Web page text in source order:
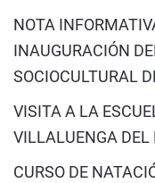
NOTA
INAUGURACIÓN
SOCIOCULTURAL
VISITA A LA
VILLALUENGA DEL
CURSO DE